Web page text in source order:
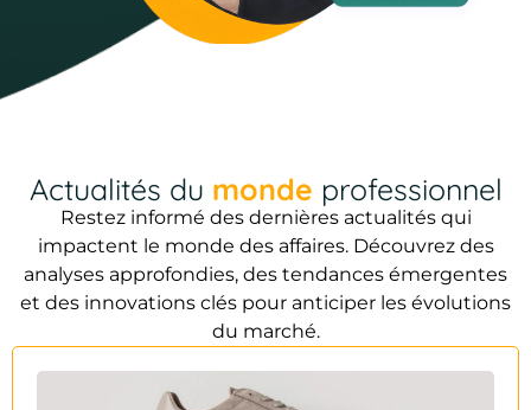
Actualités du monde professionnel
Restez informé des dernières actualités qui
impactent le monde des affaires. Découvrez des
analyses approfondies, des tendances émergentes
et des innovations clés pour anticiper les évolutions
du marché.